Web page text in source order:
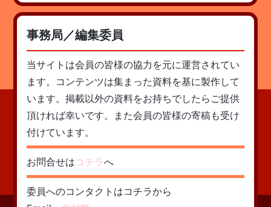
事務局／編集委員
当サイトは会員の皆様の協力を元に運営されてい
ます。コンテンツは集まった資料を基に製作して
います。掲載以外の資料をお持ちでしたらご提供
頂ければ幸いです。また会員の皆様の寄稿も受け
付けています。
お問合せはコチラへ
委員へのコンタクトはコチラから